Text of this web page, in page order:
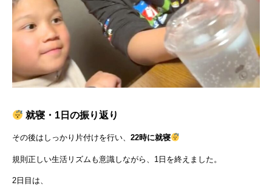
就寝・1日の振り返り
その後はしっかり片付けを行い、 22時に就寝
規則正しい生活リズムも意識しながら、1日を終えました。
2日目は、